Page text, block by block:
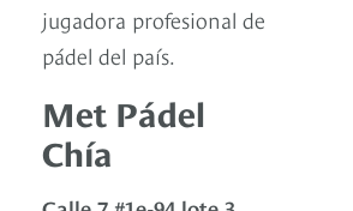
jugadora profesional de
pádel del país.
Met Pádel
Chía